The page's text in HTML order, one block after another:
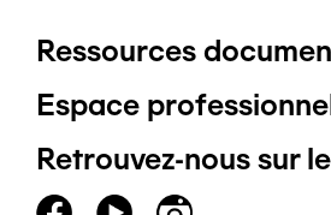
Pied
de
page
Ressources
Espace
Retrouvez-nous sur